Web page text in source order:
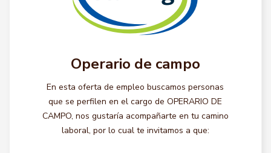
Operario de campo
En esta oferta de empleo buscamos personas
que se perfilen en el cargo de OPERARIO DE
CAMPO, nos gustaría acompañarte en tu camino
laboral, por lo cual te invitamos a que: